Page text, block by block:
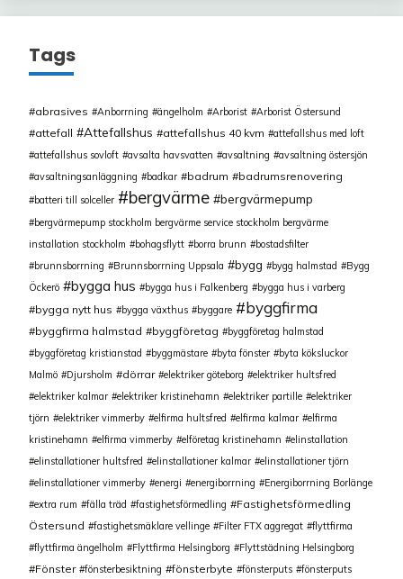
Tags
abrasives Anborrning ängelholm Arborist Arborist Östersund
attefall Attefallshus attefallshus 40 kvm
attefallshus med loft
attefallshus sovloft
avsalta havsvatten avsaltning
avsaltning östersjön
avsaltningsanläggning
badkar badrum badrumsrenovering
batteri till solceller bergvärme bergvärmepump
bergvärmepump stockholm bergvärme service stockholm bergvärme
installation stockholm
bohagsflytt borra brunn
bostadsfilter
brunnsborrning
Brunnsborrning Uppsala bygg bygg halmstad
Bygg
Öckerö
bygga hus bygga hus i Falkenberg bygga hus i varberg
bygga nytt hus bygga växthus byggare byggfirma
byggfirma halmstad byggföretag
byggföretag halmstad
byggföretag kristianstad
byggmästare byta fönster
byta köksluckor
Malmö
Djursholm dörrar elektriker göteborg
elektriker hultsfred
elektriker kalmar
elektriker kristinehamn elektriker partille
elektriker
tjörn
elektriker vimmerby elfirma hultsfred elfirma kalmar
elfirma
kristinehamn
elfirma vimmerby elföretag kristinehamn
elinstallation
elinstallationer hultsfred
elinstallationer kalmar
elinstallationer tjörn
elinstallationer vimmerby
energi energiborrning
Energiborrning Borlänge
extra rum
fälla träd fastighetsförmedling
Fastighetsförmedling
Östersund
fastighetsmäklare vellinge Filter FTX aggregat
flyttfirma
flyttfirma ängelholm
Flyttfirma Helsingborg Flyttstädning Helsingborg
Fönster fönsterbesiktning fönsterbyte fönsterputs
fönsterputs